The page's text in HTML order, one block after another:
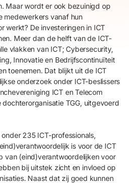
Maar wordt er ook bezuinigd op
medewerkers vanaf hun
werkt? De investeringen in ICT
Meer dan de helft van de ICT-
vlakken van ICT; Cybersecurity,
Innovatie en Bedrijfscontinuïteit
toenemen. Dat blijkt uit de ICT
onderzoek onder ICT-beslissers
ICT en Telecom
TGG, uitgevoerd
235 ICT-professionals,
is voor de ICT
van (eind)verantwoordelijken voor
bij uitstek zicht en invloed op
Naast dat zij goed kunnen